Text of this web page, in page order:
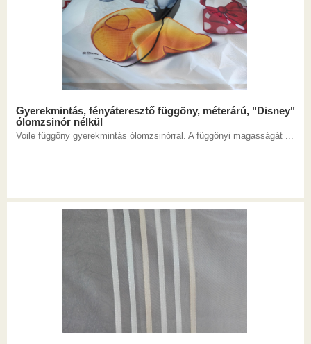
Gyerekmintás, fényáteresztő függöny, méterárú, "Disney"
ólomzsinór nélkül
Voile függöny gyerekmintás ólomzsinórral. A függönyi magasságát ...